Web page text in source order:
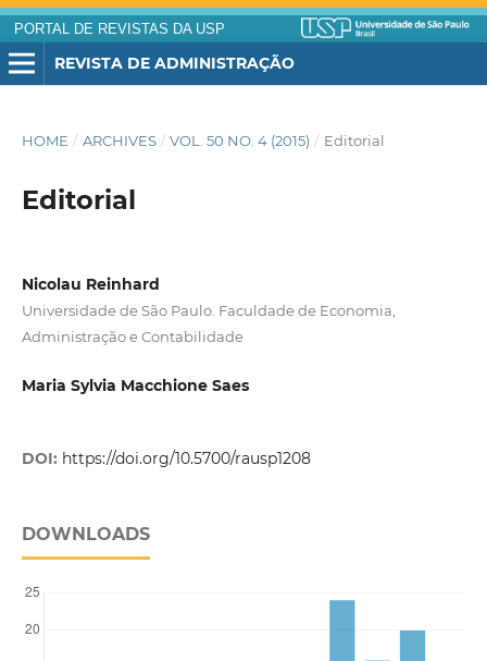
PORTAL DE REVISTAS DA USP
REVISTA DE ADMINISTRAÇÃO
HOME / ARCHIVES / VOL. 50 NO. 4 (2015) / Editorial
Editorial
Nicolau Reinhard
Universidade de São Paulo. Faculdade de Economia,
Administração e Contabilidade
Maria Sylvia Macchione Saes
DOI: https://doi.org/10.5700/rausp1208
DOWNLOADS